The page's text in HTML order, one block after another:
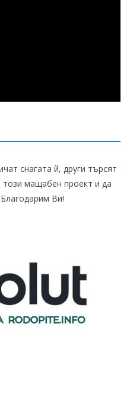
снагата й, други търсят
мащабен проект и да
Ви!